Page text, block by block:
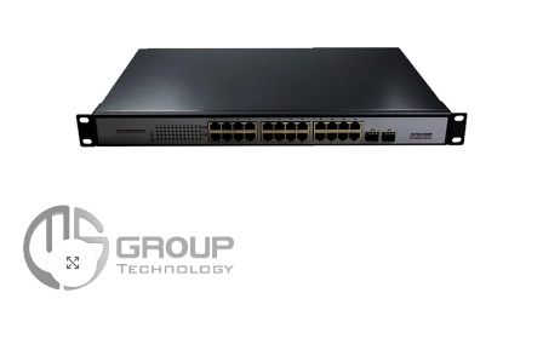
Click to enlarge